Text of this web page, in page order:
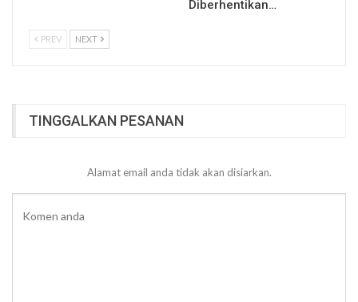
Diberhentikan…
PREV NEXT
TINGGALKAN PESANAN
Alamat email anda tidak akan disiarkan.